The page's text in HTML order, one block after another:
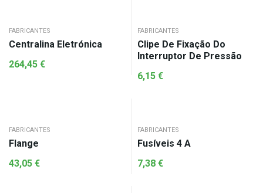
FABRICANTES
Centralina Eletrónica
264,45 €
FABRICANTES
Clipe De Fixação Do
Interruptor De Pressão
6,15 €
FABRICANTES
Flange
43,05 €
FABRICANTES
Fusíveis 4 A
7,38 €